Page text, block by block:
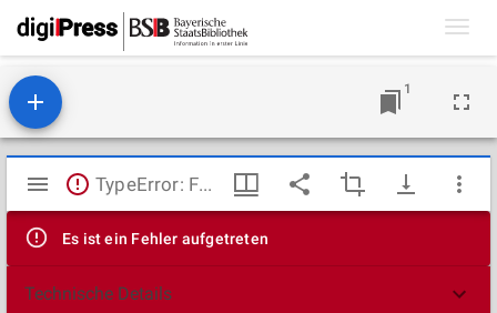
1
Mirador
Viewer
TypeError: Failed to fetch
Es ist ein Fehler aufgetreten
Technische Details